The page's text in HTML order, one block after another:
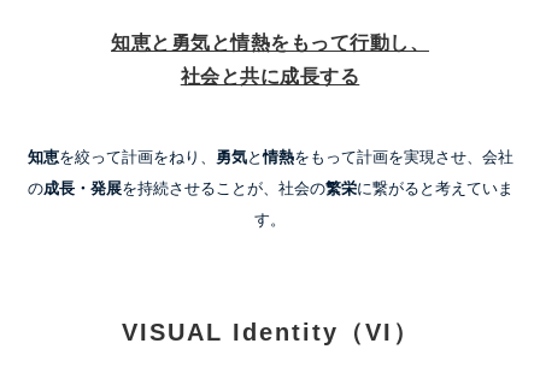
知恵と勇気と情熱をもって行動し、
社会と共に成長する
知恵を絞って計画をねり、 勇気と情熱をもって計画を実現させ、 会社
の成長・発展を持続させることが、社会の繁栄に繋がると考えていま
す。
VISUAL Identity（VI）